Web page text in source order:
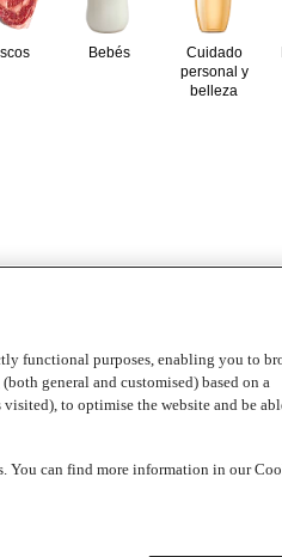
Bebés
Cuidado
personal y
belleza
5 DÍAS
FRESCO
functional purposes, enabling you to
general and customised) based on a
to optimise the website and be
You can find more information in our